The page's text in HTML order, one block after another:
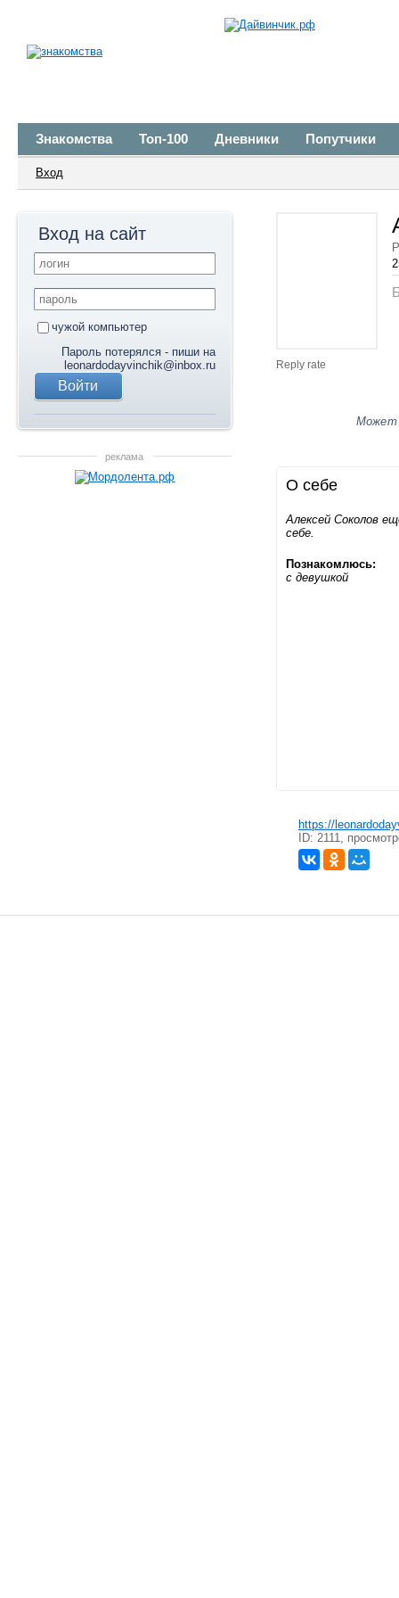
Знакомства Топ-100 Дневники Попутчики
Вход
Reply rate
О себе
Алексей Соколов
себе.
Познакомлюсь:
с девушкой
https://
ID: 2111,
Вход на сайт
чужой компьютер
Пароль потерялся - пиши на
leonardodayvinchik@inbox.ru
реклама